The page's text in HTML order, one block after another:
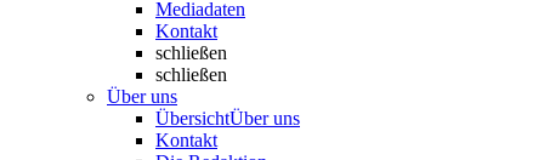
Mediadaten
Kontakt
schließen
schließen
Über uns
ÜbersichtÜber uns
Kontakt